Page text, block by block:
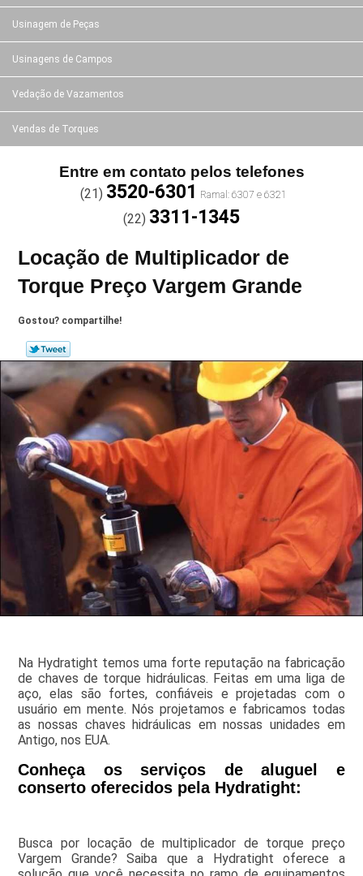
Usinagem de Peças
Usinagens de Campos
Vedação de Vazamentos
Vendas de Torques
Entre em contato pelos telefones
(21) 3520-6301
(22) 3311-1345
Locação de Multiplicador de
Torque Preço Vargem Grande
Gostou? compartilhe!
Na Hydratight temos uma forte reputação na fabricação
de chaves de torque hidráulicas. Feitas em uma liga de
aço, elas são fortes, confiáveis e projetadas com o
usuário em mente. Nós projetamos e fabricamos todas
as nossas chaves hidráulicas em nossas unidades em
Antigo, nos EUA.
Conheça os serviços de aluguel e
conserto oferecidos pela Hydratight:
Busca por locação de multiplicador de torque preço
Vargem Grande? Saiba que a Hydratight oferece a